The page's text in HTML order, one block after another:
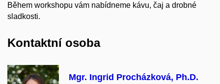
Během workshopu vám nabídneme kávu, čaj a drobné
sladkosti.
Kontaktní osoba
Mgr. Ingrid Procházková, Ph.D.